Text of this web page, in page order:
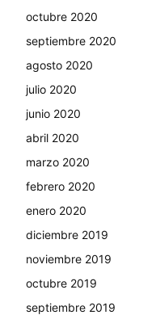
octubre 2020
septiembre 2020
agosto 2020
julio 2020
junio 2020
abril 2020
marzo 2020
febrero 2020
enero 2020
diciembre 2019
noviembre 2019
octubre 2019
septiembre 2019